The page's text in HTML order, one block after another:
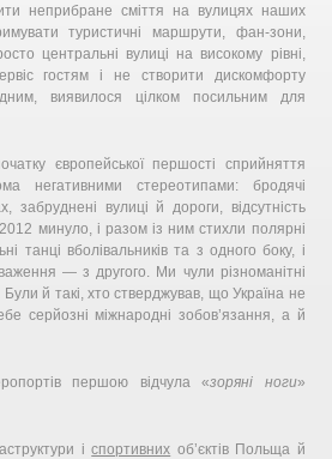
неприбране сміття на вулицях наших
туристичні маршрути, фан-зони,
центральні вулиці на високому рівні,
гостям і не створити дискомфорту
виявилося цілком посильним для
європейської першості сприйняття
негативними стереотипами: бродячі
забруднені вулиці й дороги, відсутність
минуло, і разом із ним стихли полярні
танці вболівальників та з одного боку, і
— з другого. Ми чули різноманітні
Були й такі, хто стверджував, що Україна не
серйозні міжнародні зобов’язання, а й
першою відчула «зоряні ноги»
іспортивних об’єктів Польща й